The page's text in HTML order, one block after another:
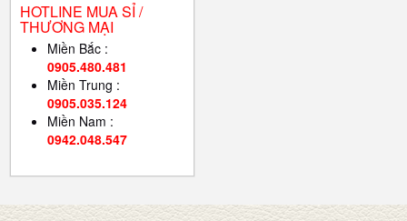
HOTLINE MUA SỈ /
THƯƠNG MẠI
Miền Bắc :
0905.480.481
Miền Trung :
0905.035.124
Miền Nam :
0942.048.547